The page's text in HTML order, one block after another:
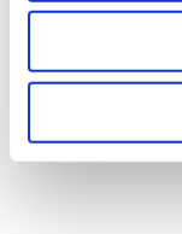
Ferienhaus
Appartement